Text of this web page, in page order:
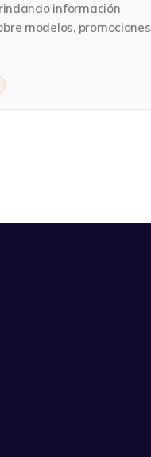
información
modelos, promociones